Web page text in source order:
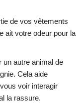
de vos vêtements
ait votre odeur pour la
un autre animal de
Cela aide
voir interagir
la rassure.